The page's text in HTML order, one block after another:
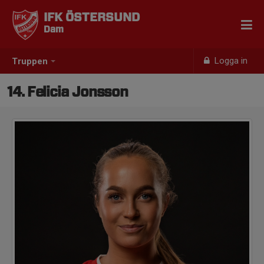
Truppen Logga in
IFK ÖSTERSUND
Dam
14. Felicia Jonsson